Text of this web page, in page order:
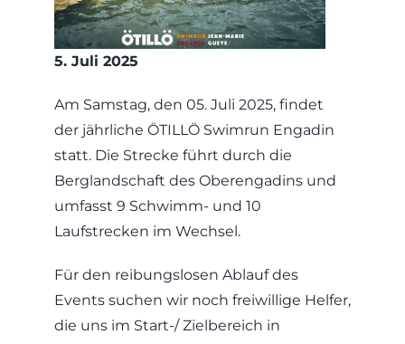
5. Juli 2025
Am Samstag, den 05. Juli 2025, findet
der jährliche ÖTILLÖ Swimrun Engadin
statt. Die Strecke führt durch die
Berglandschaft des Oberengadins und
umfasst 9 Schwimm- und 10
Laufstrecken im Wechsel.
Für den reibungslosen Ablauf des
Events suchen wir noch freiwillige Helfer,
die uns im Start-/ Zielbereich in